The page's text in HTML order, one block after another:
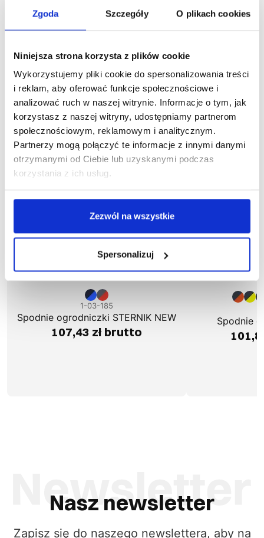
Zgoda Szczegóły O plikach cookies
Niniejsza strona korzysta z plików cookie
Wykorzystujemy pliki cookie do spersonalizowania treści
i reklam, aby oferować funkcje społecznościowe i
analizować ruch w naszej witrynie. Informacje o tym, jak
korzystasz z naszej witryny, udostępniamy partnerom
społecznościowym, reklamowym i analitycznym.
Partnerzy mogą połączyć te informacje z innymi danymi
otrzymanymi od Ciebie lub uzyskanymi podczas
korzystania z ich usług.
Zezwól na wszystkie
Spersonalizuj
Podobne produkty
1-03-185
Spodnie ogrodniczki STERNIK NEW
107,43 zł brutto
Spodnie
Nasz newsletter
Zapisz się do naszego newslettera, aby na